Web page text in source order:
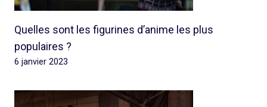
Quelles sont les figurines d’anime les plus
populaires ?
6 janvier 2023